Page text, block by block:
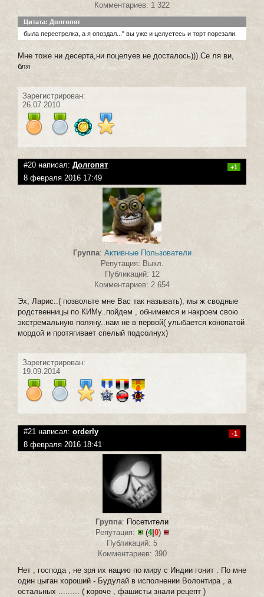
Комментариев: 1 322
Цитата: Долгопят
была перестрелка, а я опоздал..." вы уже и целуетесь и торт порезали.
Мне тоже ни десерта,ни поцелуев не досталось))) Се ля ви,
бля
Зарегистрирован:
26.07.2010
#20 написал: Долгопят +1
8 февраля 2016 17:49
Группа: Активные Пользователи
Репутация: Выкл.
Публикаций: 12
Комментариев: 2 654
Эх, Ларис..( позвольте мне Вас так называть), мы ж сводные
родственницы по КИМу..пойдем , обнимемся и накроем свою
экстремальную поляну..нам не в первой( улыбается конопатой
мордой и протягивает спелый подсолнух)
Зарегистрирован:
19.09.2014
#21 написал: orderly -1
8 февраля 2016 18:41
Группа: Посетители
Репутация:
(4| 0)
Публикаций: 5
Комментариев: 390
Нет , господа , не зря их нацию по миру с Индии гонит . По мне
один цыган хороший - Будулай в исполнении Волонтира , а
остальных ......... ( короче , фашисты знали рецепт )